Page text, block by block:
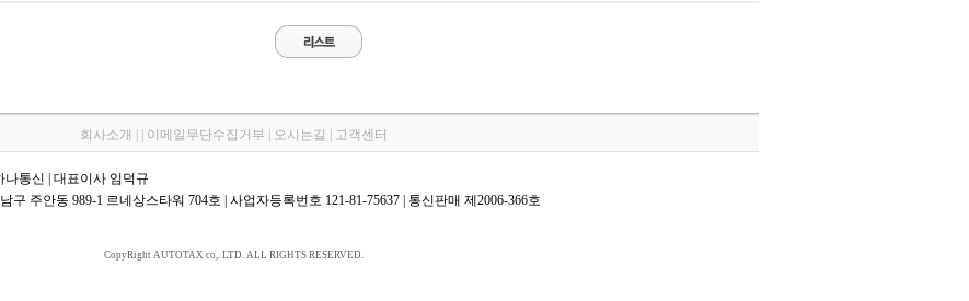
회사소개 | | 이메일무단수집거부 | 오시는길 | 고객센터
나통신 | 대표이사 임덕규
구 주안동 989-1 르네상스타워 704호 | 사업자등록번호 121-81-75637 | 통신판매 제2006-366호
CopyRight AUTOTAX co,. LTD. ALL RIGHTS RESERVED.